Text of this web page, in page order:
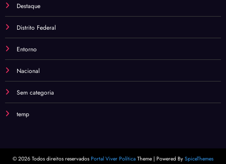
Destaque
Distrito Federal
Entorno
Nacional
Sem categoria
temp
© 2026 Todos direitos reservados Portal Viver Política Theme | Powered By SpiceThemes